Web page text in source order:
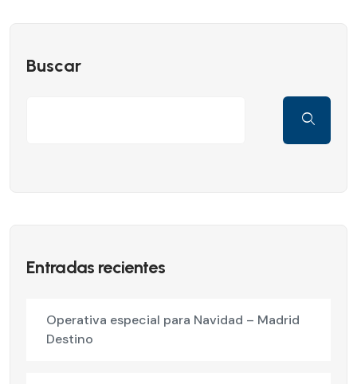
Buscar
Entradas recientes
Operativa especial para Navidad – Madrid
Destino